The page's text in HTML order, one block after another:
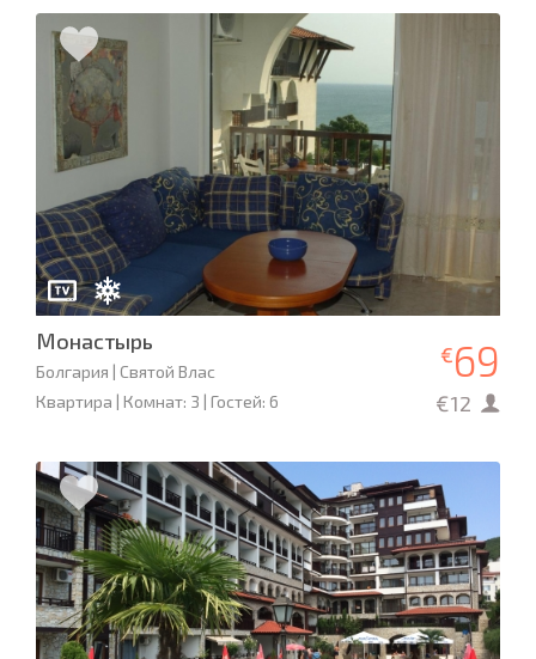
Монастырь
Болгария | Святой Влас
Квартира | Комнат: 3 | Гостей: 6
€69
€12